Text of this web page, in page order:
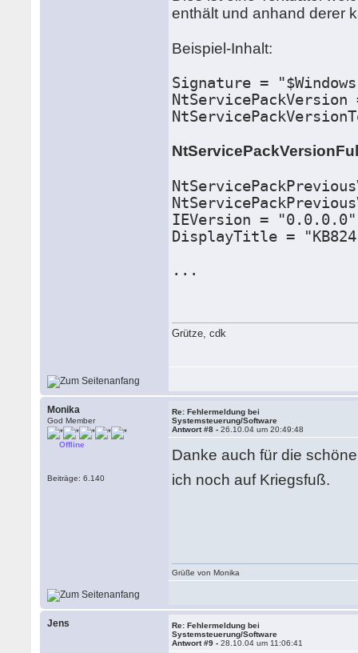
enthält und anhand derer
Beispiel-Inhalt:
Signature =
NtServicePackVersion
IEVersion = "0.0.0.0"
DisplayTitle =
...
Grütze, cdk
Monika
God Member
Offline
Beiträge: 6.140
Re: Fehlermeldung bei
Systemsteuerung/Software
Antwort #8 -26.10.04 um 20:49:48
Danke auch für die
ich noch auf Kriegsfuß.
Grüße von Monika
Jens
Re: Fehlermeldung bei
Systemsteuerung/Software
Antwort #9 -28.10.04 um 11:06:41